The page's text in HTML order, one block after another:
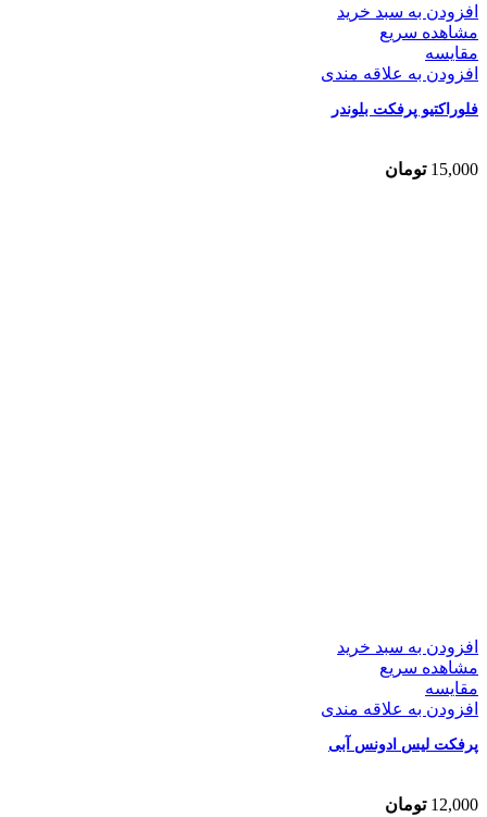
افزودن به سبد خرید
مشاهده سریع
مقایسه
افزودن به علاقه مندی
فلوراکتیو پرفکت بلوندر
15,000 تومان
افزودن به سبد خرید
مشاهده سریع
مقایسه
افزودن به علاقه مندی
پرفکت لیس ادونس آبی
12,000 تومان